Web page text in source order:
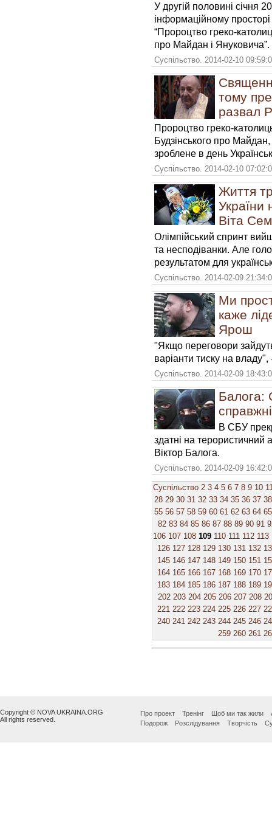
У другій половині січня
інформаційному
“Пророцтво греко-
про Майдан і Януковича”.
Суспільство. 2014-02-10
тому
развал
Пророцтво греко-
Будзінського про
зроблене в день
Суспільство. 2014-02-10
Життя
України
Віта
Олімпійський спринт
та несподіванки. Але
результатом для
Суспільство. 2014-02-09
Ми
каже
Ярош
"Якщо переговори
варіанти тиску на
Суспільство. 2014-02-09
Балога:
В СБУ
здатні на терористичний
Віктор Балога.
Суспільство. 2014-02-09
Суспільство 2 3 4 5 6 7 8 9 10
28 29 30 31 32 33 34 35 36 37 38
55 56 57 58 59 60 61 62 63 64 65
82 83 84 85 86 87 88 89 90 91
106 107 108 109 110 111 112 113
126 127 128 129 130 131 132
145 146 147 148 149 150 151
164 165 166 167 168 169 170
183 184 185 186 187 188 189
202 203 204 205 206 207 208
221 222 223 224 225 226 227
240 241 242 243 244 245 246
259 260 261
Copyright © NOVA UKRAINA.ORG
All rights reserved.
Про проект Тренінг Щоб ми так жили
Подорож
Розслідування Творчість